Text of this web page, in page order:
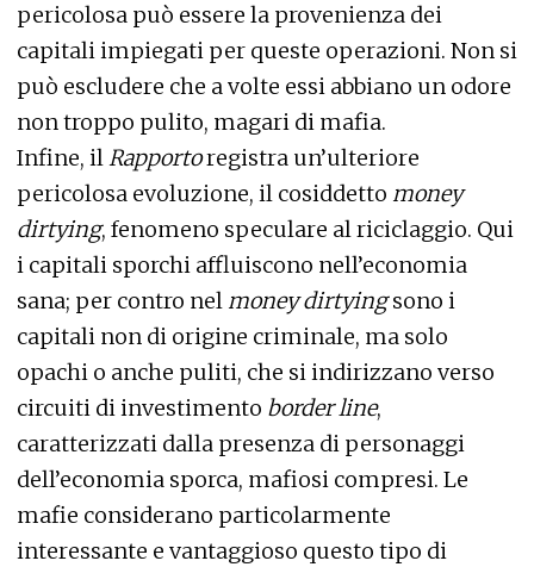
pericolosa può essere la provenienza dei
capitali impiegati per queste operazioni. Non si
può escludere che a volte essi abbiano un odore
non troppo pulito, magari di mafia.
Infine, ilRapportoregistra un’ulteriore
pericolosa evoluzione, il cosiddetto money
dirtying, fenomeno speculare al riciclaggio. Qui
i capitali sporchi affluiscono nell’economia
sana; per contro nel money dirtyingsono i
capitali non di origine criminale, ma solo
opachi o anche puliti, che si indirizzano verso
circuiti di investimento border line,
caratterizzati dalla presenza di personaggi
dell’economia sporca, mafiosi compresi. Le
mafie considerano particolarmente
interessante e vantaggioso questo tipo di